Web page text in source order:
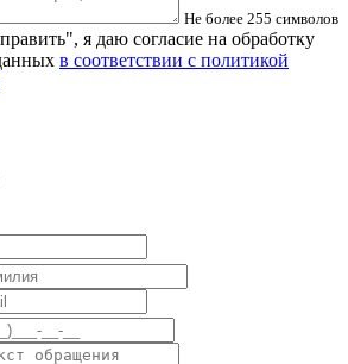
Не более 255 символов
я даю согласие на обработку
в соответствии с политикой